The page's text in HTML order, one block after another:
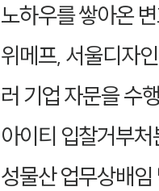
노하우를 쌓아온
위메프, 서울디자
러 기업 자문을 수
아이티 입찰거부
성물산 업무상배